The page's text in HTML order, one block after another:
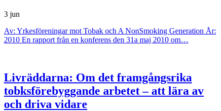
3 jun
Av: Yrkesföreningar mot Tobak och A NonSmoking Generation År:
2010 En rapport från en konferens den 31a maj 2010 om…
Livräddarna: Om det framgångsrika
tobksförebyggande arbetet – att lära av
och driva vidare